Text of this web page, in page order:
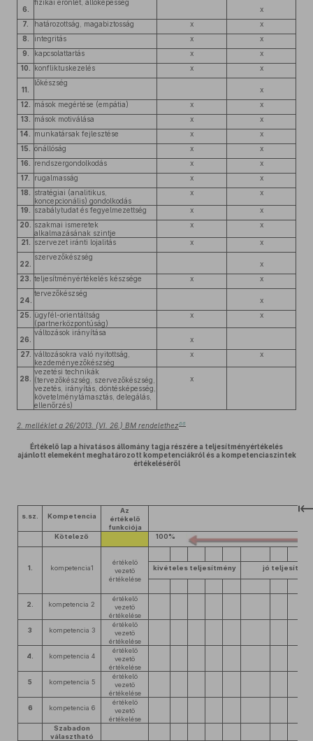
6.
fizikai erőnlét, állóképesség
x
7.
határozottság, magabiztosság x
x
8.
integritás x
x
9.
kapcsolattartás x
x
10.
konfliktuskezelés x x
11.
lőkészség
x
12.
mások megértése (empátia) x
x
13.
mások motiválása x
x
14.
munkatársak fejlesztése x
x
15.
önállóság x
x
16.
rendszergondolkodás x
x
17.
rugalmasság x
x
18.
stratégiai (analitikus,
koncepcionális) gondolkodás
x x
19. szabálytudat és fegyelmezettség x
x
20.
szakmai ismeretek
alkalmazásának szintje
x x
21. szervezet iránti lojalitás x x
22.
szervezőkészség
x
23.
teljesítményértékelés készsége x x
24.
tervezőkészség
x
25.
ügyfél-orientáltság
(partnerközpontúság)
x x
26.
változások irányítása
x
27. változásokra való nyitottság,
kezdeményezőkészség
x x
28.
vezetési technikák
(tervezőkészség, szervezőkészség,
vezetés, irányítás, döntésképesség,
követelménytámasztás, delegálás,
ellenőrzés)
x
2. melléklet a 26/2013. (VI. 26.) BM rendelethez66
Értékelő lap a hivatásos állomány tagja részére a teljesítményértékelés
ajánlott elemeként meghatározott kompetenciákról és a kompetenciaszintek
értékeléséről
s.sz. Kompetencia
Az
értékelő
funkciója
Kötelező
100%
1. kompetencia1
értékelő
vezető
értékelése
kivételes teljesítmény jó
2. kompetencia 2
értékelő
vezető
értékelése
3
kompetencia 3
értékelő
vezető
értékelése
4.
kompetencia 4
értékelő
vezető
értékelése
5
kompetencia 5
értékelő
vezető
értékelése
6
kompetencia 6
értékelő
vezető
értékelése
Szabadon
választható